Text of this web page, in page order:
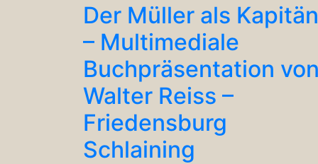
Der Müller als Kapitän
– Multimediale
Buchpräsentation von
Walter Reiss –
Friedensburg
Schlaining